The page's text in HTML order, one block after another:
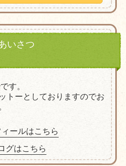
いさつ
す。
トーとしておりますのでお
ールはこちら
グはこちら